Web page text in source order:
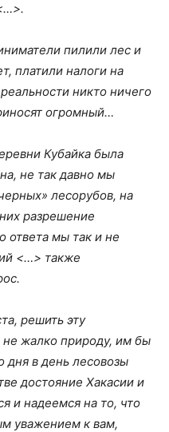
пилили лес и
платили налоги на
никто ничего
огромный…
Кубайка была
не так давно мы
лесорубов, на
разрешение
ответа мы так и не
<…> также
решить эту
жалко природу, им бы
дня в день лесовозы
достояние Хакасии и
и надеемся на то, что
уважением к вам,